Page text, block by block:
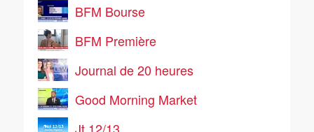
BFM Bourse
BFM Première
Journal de 20 heures
Good Morning Market